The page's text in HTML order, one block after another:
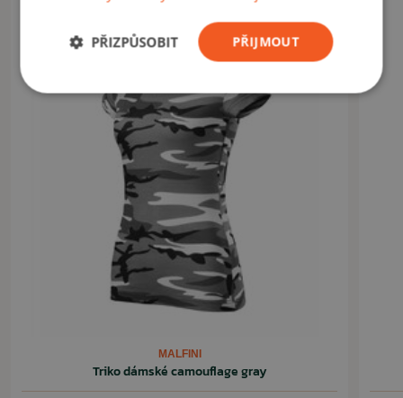
MALFINI
Triko dámské camouflage gray
PŘIJMOUT
PŘIZPŮSOBIT